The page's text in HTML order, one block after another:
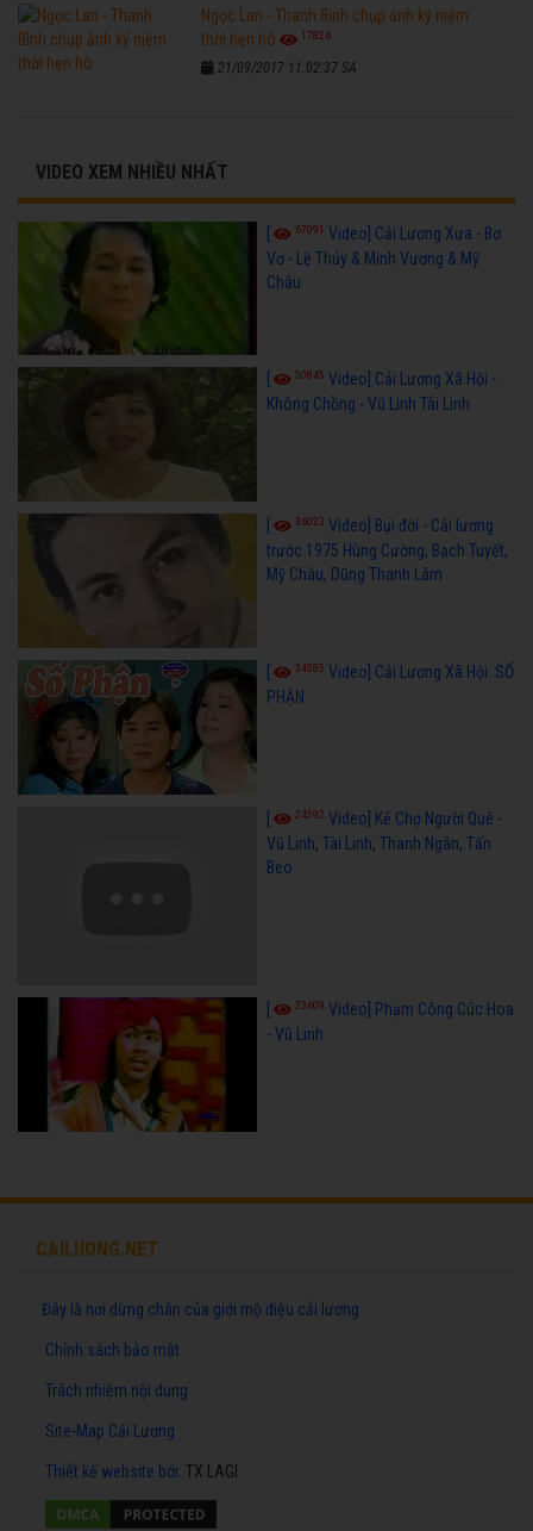
Ngọc Lan - Thanh Bình chụp ảnh kỷ niệm
thời hẹn hò
17826
21/09/2017 11:02:37 SA
VIDEO XEM NHIỀU NHẤT
[ 67091 Video] Cải Lương Xưa - Bơ
Vơ - Lệ Thủy & Minh Vương & Mỹ
Châu
50845 Video] Cải Lương Xã Hội -
Không Chồng - Vũ Linh Tài Linh
36023 Video] Bụi đời - Cải lương
trước 1975 Hùng Cường, Bạch Tuyết,
Mỹ Châu, Dũng Thanh Lâm
34585 Video] Cải Lương Xã Hội: SỐ
PHẬN
24592 Video] Kẻ Chợ Người Quê -
Vũ Linh, Tài Linh, Thanh Ngân, Tấn
Beo
23609 Video] Phạm Công Cúc Hoa
- Vũ Linh
CAILUONG.NET
Đây là nơi dừng chân của giới mộ điệu cải lương
Chính sách bảo mật
Trách nhiệm nội dung
Site-Map Cải Lương
Thiết kế website bởi: TX LAGI